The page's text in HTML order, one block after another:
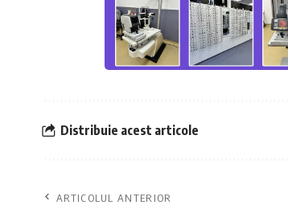
Distribuie acest articole
ARTICOLUL ANTERIOR